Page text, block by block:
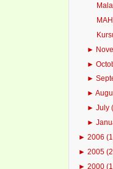
►
►
►
►
►July
►
► 2006
► 2005
► 2000